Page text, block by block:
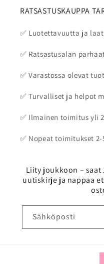
RATSASTUSKAUPPA
✅ Luotettavuutta ja
✅ Ratsastusalan
✅ Varastossa olevat
✅ Turvalliset ja helpot
✅ Ilmainen toimitus yli
✅ Nopeat toimitukset
Liity joukkoon – saat
uutiskirje ja nappaa
Sähköposti